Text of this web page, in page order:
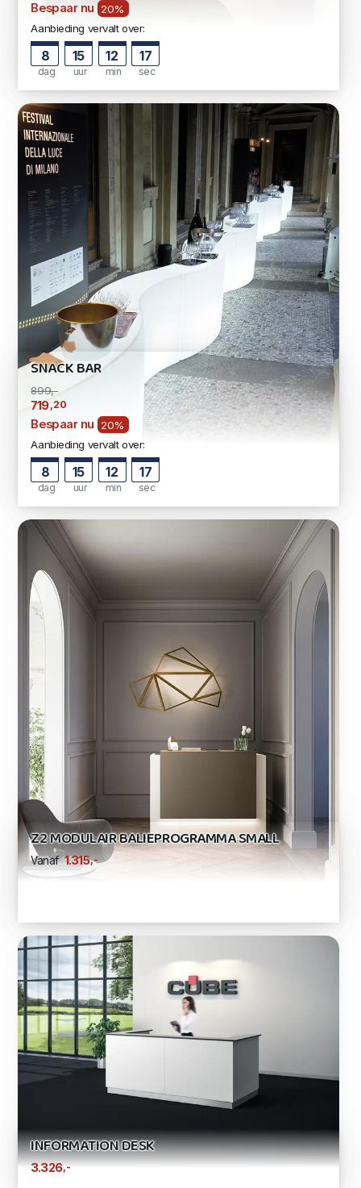
Bespaar nu
20%
Aanbieding vervalt over:
8
dag
15
uur
12
min
16
sec
SNACK BAR
899,-
719 ,20
Bespaar nu
20%
Aanbieding vervalt over:
8
dag
15
uur
12
min
16
sec
Z2 MODULAIR BALIEPROGRAMMA SMALL
Vanaf 1.315,-
INFORMATION DESK
3.326,-